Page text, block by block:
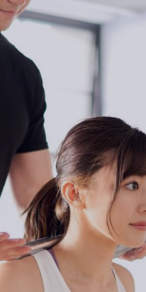
選ばれる理由
料金案内
トレーナー紹介
ビフォー・アフター
ご利用の流れ
よくあるご質問
ブログ